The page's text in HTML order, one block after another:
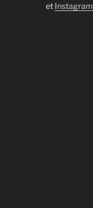
et Instagram